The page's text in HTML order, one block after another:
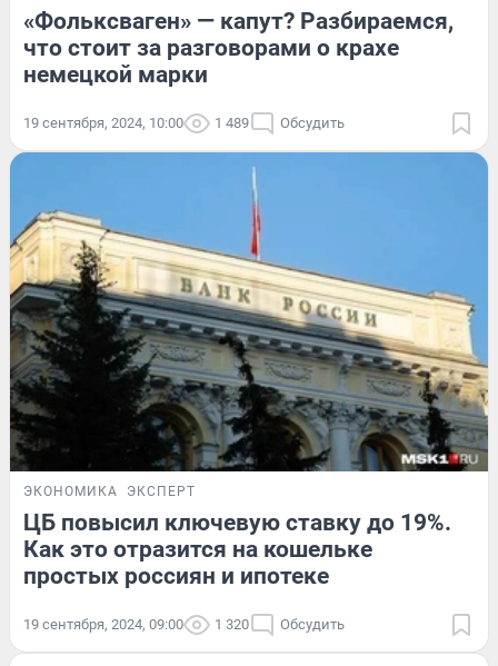
«Фольксваген» — капут? Разбираемся,
что стоит за разговорами о крахе
немецкой марки
19 сентября, 2024, 10:00 1 489 Обсудить
ЭКОНОМИКА ЭКСПЕРТ
ЦБ повысил ключевую ставку до 19%.
Как это отразится на кошельке
простых россиян и ипотеке
19 сентября, 2024, 09:00 1 320 Обсудить